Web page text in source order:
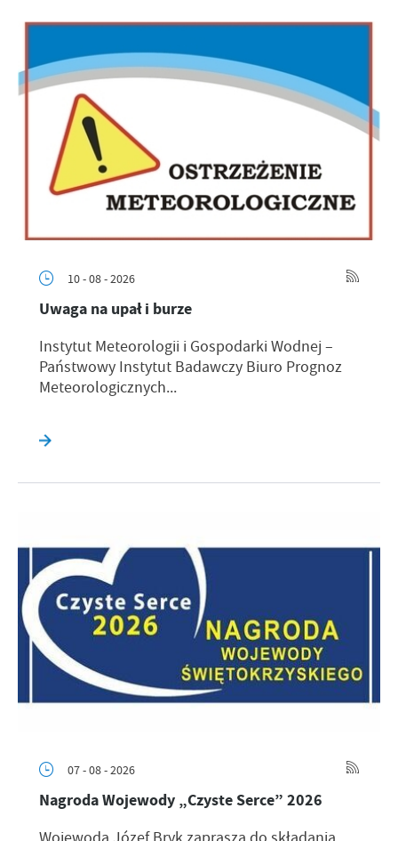
10 - 08 - 2026
Uwaga na upał i burze
Instytut Meteorologii i Gospodarki Wodnej –
Państwowy Instytut Badawczy Biuro Prognoz
Meteorologicznych...
07 - 08 - 2026
Nagroda Wojewody „Czyste Serce” 2026